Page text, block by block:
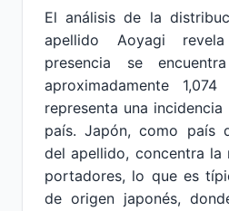
El análisis de la
apellido Aoyagi
presencia se
aproximadamente
representa una
país. Japón, como país
del apellido, concentra
portadores, lo que es
de origen japonés,